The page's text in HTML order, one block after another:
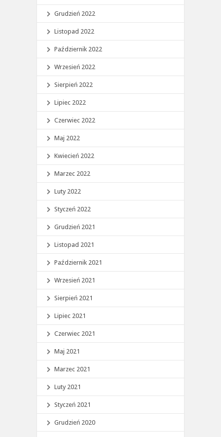
Grudzień 2022
Listopad 2022
Październik 2022
Wrzesień 2022
Sierpień 2022
Lipiec 2022
Czerwiec 2022
Maj 2022
Kwiecień 2022
Marzec 2022
Luty 2022
Styczeń 2022
Grudzień 2021
Listopad 2021
Październik 2021
Wrzesień 2021
Sierpień 2021
Lipiec 2021
Czerwiec 2021
Maj 2021
Marzec 2021
Luty 2021
Styczeń 2021
Grudzień 2020